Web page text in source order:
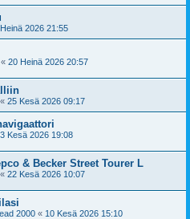
2026 21:55
« 20 Heinä 2026 20:57
« 25 Kesä 2026 09:17
Kesä 2026 19:08
& Becker Street Tourer L
« 22 Kesä 2026 10:07
2000 « 10 Kesä 2026 15:10